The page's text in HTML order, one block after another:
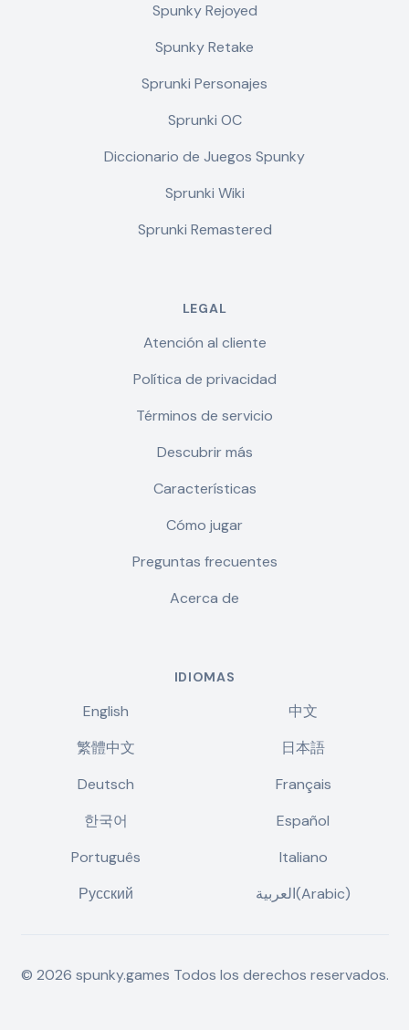
Spunky Rejoyed
Spunky Retake
Sprunki Personajes
Sprunki OC
Diccionario de Juegos Spunky
Sprunki Wiki
Sprunki Remastered
LEGAL
Atención al cliente
Política de privacidad
Términos de servicio
Descubrir más
Características
Cómo jugar
Preguntas frecuentes
Acerca de
IDIOMAS
English
中文
繁體中文
日本語
Deutsch
Français
한국어
Español
Português
Italiano
Русский
العربية(Arabic)
© 2026 spunky.games Todos los derechos reservados.